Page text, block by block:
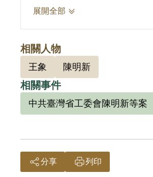
1952年1月28日，聞陳明
1953年1月20日經國防部（
國防部臺灣軍人監獄、國
1999年9月18日，其子陳崇
藏匿陳明新，係以其之自
展開全部
相關人物
王象 陳明新
相關事件
中共臺灣省工委會陳明新等案
分享 列印